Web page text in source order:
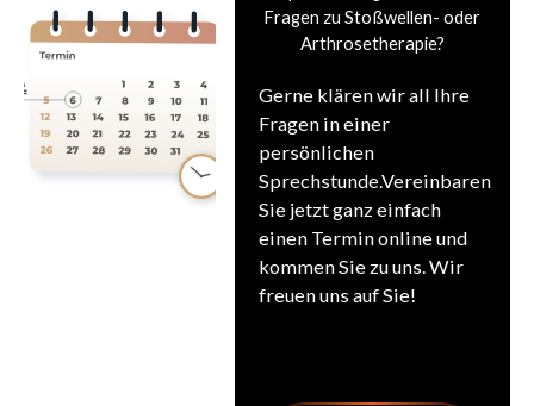
Fragen zu Stoßwellen- oder
Arthrosetherapie?
Gerne klären wir all Ihre
Fragen in einer
persönlichen
Sprechstunde.Vereinbaren
Sie jetzt ganz einfach
einen Termin online und
kommen Sie zu uns. Wir
freuen uns auf Sie!